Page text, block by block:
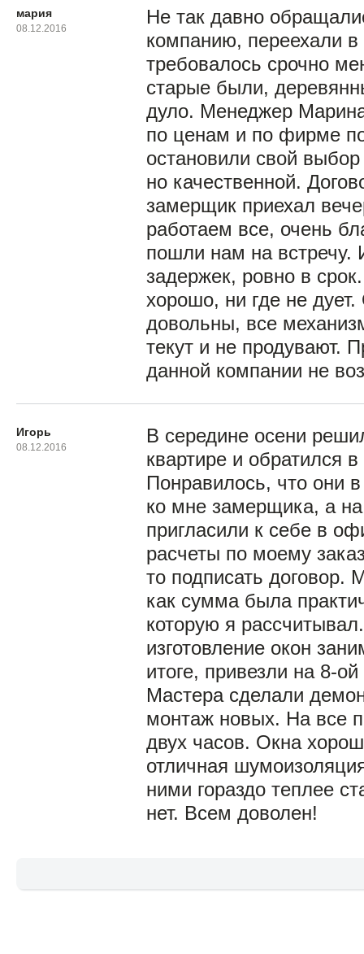
мария
08.12.2016
Не так давно
компанию, переехали в
требовалось срочно
старые были,
дуло. Менеджер
по ценам и по фирме
остановили свой
но качественной.
замерщик приехал
работаем все, очень
пошли нам на встречу.
задержек, ровно в
хорошо, ни где не
довольны, все
текут и не продувают.
данной компании не
Игорь
08.12.2016
В середине осени
квартире и обратился
Понравилось, что они
ко мне замерщика, а
пригласили к себе в
расчеты по моему
то подписать договор.
как сумма была
которую я
изготовление окон
итоге, привезли на 8-
Мастера сделали
монтаж новых. На все
двух часов. Окна
отличная
ними гораздо теплее
нет. Всем доволен!